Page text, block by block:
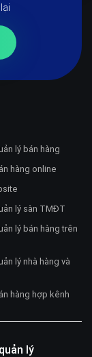
lý bán hàng
hàng online
lý sàn TMĐT
lý bán hàng trên
lý nhà hàng và
hàng hợp kênh
lý